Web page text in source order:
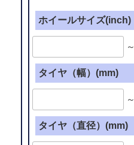
ホイールサイズ(inch)
～
タイヤ（幅）(mm)
～
タイヤ（直径）(mm)